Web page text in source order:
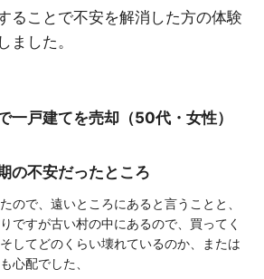
ることで不安を解消した方の体験
ました。
一戸建てを売却（50代・女性）
の不安だったところ
ので、遠いところにあると言うことと、
ですが古い村の中にあるので、買ってく
してどのくらい壊れているのか、または
心配でした、